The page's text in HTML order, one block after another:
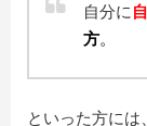
自分に
方。
といった方には